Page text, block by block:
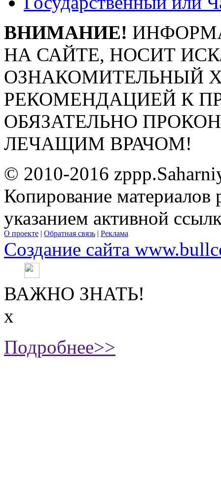
ВНИМАНИЕ!
НА САЙТЕ, НОСИТ
ОЗНАКОМИТЕЛЬНЫЙ
РЕКОМЕНДАЦИЕЙ К
ОБЯЗАТЕЛЬНО
ЛЕЧАЩИМ ВРАЧОМ!
© 2010-2016
Копирование материалов
указанием активной
О проекте | Обратная связь | Реклама
Создание сайта
ВАЖНО ЗНАТЬ!
х
Подробнее>>